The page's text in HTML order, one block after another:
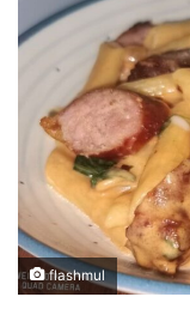
flashmul